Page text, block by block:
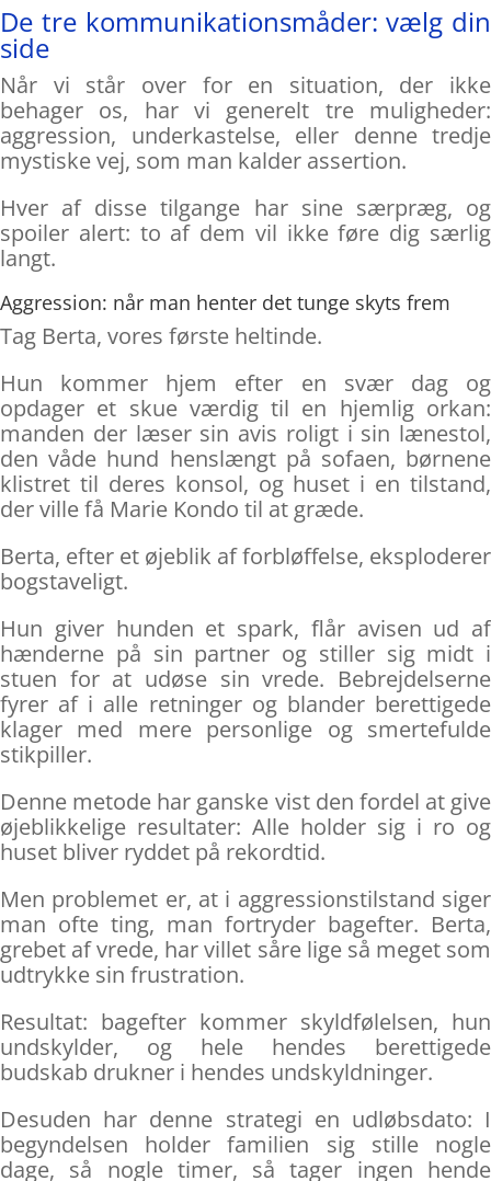
De tre kommunikationsmåder: vælg din
side
Når vi står over for en situation, der ikke
behager os, har vi generelt tre muligheder:
aggression, underkastelse, eller denne tredje
mystiske vej, som man kalder assertion.
Hver af disse tilgange har sine særpræg, og
spoiler alert: to af dem vil ikke føre dig særlig
langt.
Aggression: når man henter det tunge skyts frem
Tag Berta, vores første heltinde.
Hun kommer hjem efter en svær dag og
opdager et skue værdig til en hjemlig orkan:
manden der læser sin avis roligt i sin lænestol,
den våde hund henslængt på sofaen, børnene
klistret til deres konsol, og huset i en tilstand,
der ville få Marie Kondo til at græde.
Berta, efter et øjeblik af forbløffelse, eksploderer
bogstaveligt.
Hun giver hunden et spark, flår avisen ud af
hænderne på sin partner og stiller sig midt i
stuen for at udøse sin vrede. Bebrejdelserne
fyrer af i alle retninger og blander berettigede
klager med mere personlige og smertefulde
stikpiller.
Denne metode har ganske vist den fordel at give
øjeblikkelige resultater: Alle holder sig i ro og
huset bliver ryddet på rekordtid.
Men problemet er, at i aggressionstilstand siger
man ofte ting, man fortryder bagefter. Berta,
grebet af vrede, har villet såre lige så meget som
udtrykke sin frustration.
Resultat: bagefter kommer skyldfølelsen, hun
undskylder, og hele hendes berettigede
budskab drukner i hendes undskyldninger.
Desuden har denne strategi en udløbsdato: I
begyndelsen holder familien sig stille nogle
dage, så nogle timer, så tager ingen hende